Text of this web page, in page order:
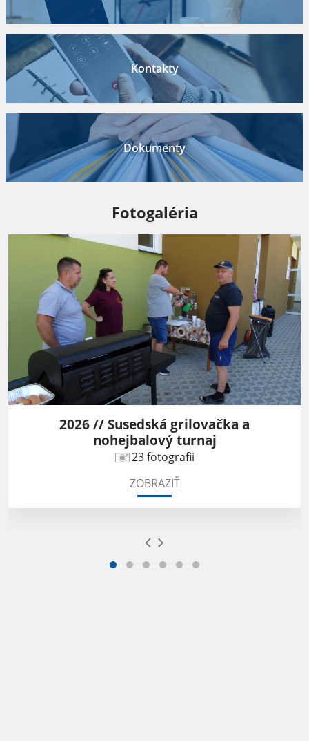
Kontakty
Dokumenty
Fotogaléria
2026 // Susedská grilovačka a
nohejbalový turnaj
23 fotografii
ZOBRAZIŤ